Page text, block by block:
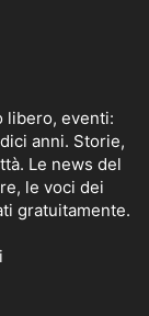
libero, eventi:
anni. Storie,
Le news del
le voci dei
gratuitamente.